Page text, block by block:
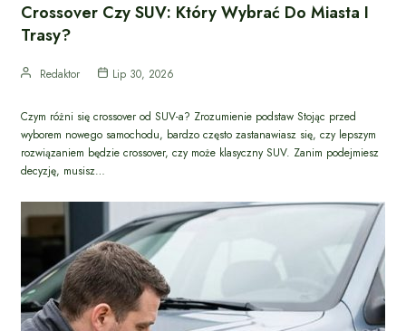
Crossover Czy SUV: Który Wybrać Do Miasta I
Trasy?
Redaktor Lip 30, 2026
Czym różni się crossover od SUV-a? Zrozumienie podstaw Stojąc przed
wyborem nowego samochodu, bardzo często zastanawiasz się, czy lepszym
rozwiązaniem będzie crossover, czy może klasyczny SUV. Zanim podejmiesz
decyzję, musisz…